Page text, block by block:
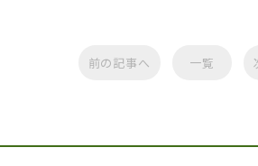
前の記事へ 一覧